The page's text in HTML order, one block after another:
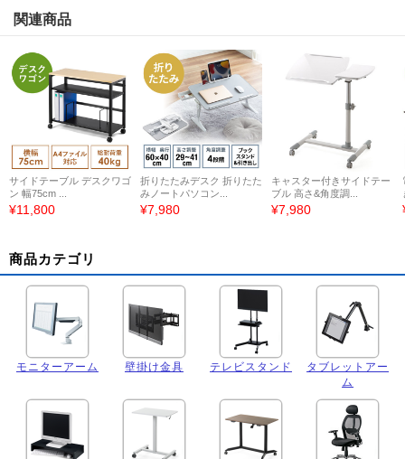
関連商品
サイドテーブル デスクワゴ
ン 幅75cm ...
¥11,800
折りたたみデスク 折りたた
みノートパソコン...
¥7,980
キャスター付きサイドテー
ブル 高さ&角度調...
¥7,980
商品カテゴリ
モニターアーム 壁掛け金具 テレビスタンド
タブレットアー
ム